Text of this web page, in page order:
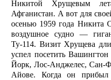
Никитой Хрущевым
Афганистан. А вот для
осенью 1959 года Никита
воздушное судно —
Ту-114. Визит Хрущева
успел посетить
Йорк, Лос-Анджелес, Сан-
Айове. Когда он прибыл